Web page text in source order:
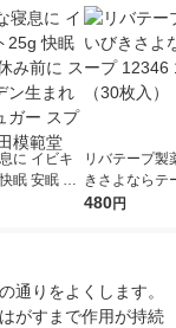
に イビキ
眠 安眠 お
ウェーデ
リバテープ製
きさよならテ
46 1袋（30枚
480円
通りをよくします。
がすまで作用が持続